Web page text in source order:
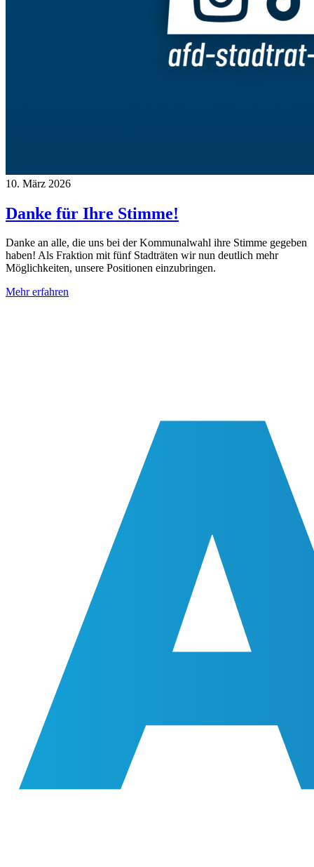
10. März 2026
Danke für Ihre Stimme!
Danke an alle, die uns bei der Kommunalwahl ihre Stimme gegeben
haben! Als Fraktion mit fünf Stadträten wir nun deutlich mehr
Möglichkeiten, unsere Positionen einzubringen.
Mehr erfahren